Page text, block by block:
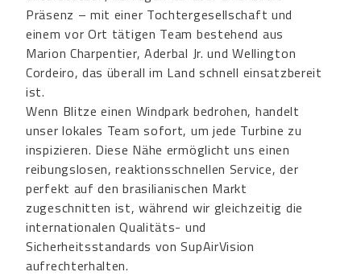
Präsenz – mit einer Tochtergesellschaft und
einem vor Ort tätigen Team bestehend aus
Marion Charpentier, Aderbal Jr. und Wellington
Cordeiro, das überall im Land schnell einsatzbereit
ist.
Wenn Blitze einen Windpark bedrohen, handelt
unser lokales Team sofort, um jede Turbine zu
inspizieren. Diese Nähe ermöglicht uns einen
reibungslosen, reaktionsschnellen Service, der
perfekt auf den brasilianischen Markt
zugeschnitten ist, während wir gleichzeitig die
internationalen Qualitäts- und
Sicherheitsstandards von SupAirVision
aufrechterhalten.